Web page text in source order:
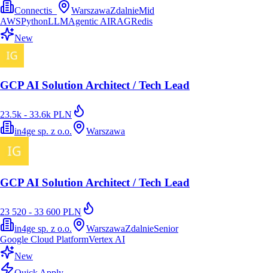
Connectis_
WarszawaZdalnieMid
AWSPythonLLMAgentic AIRAGRedis
New
GCP AI Solution Architect / Tech Lead
23.5k - 33.6k PLN
in4ge sp. z o.o.
Warszawa
GCP AI Solution Architect / Tech Lead
23 520 - 33 600 PLN
in4ge sp. z o.o.
WarszawaZdalnieSenior
Google Cloud PlatformVertex AI
New